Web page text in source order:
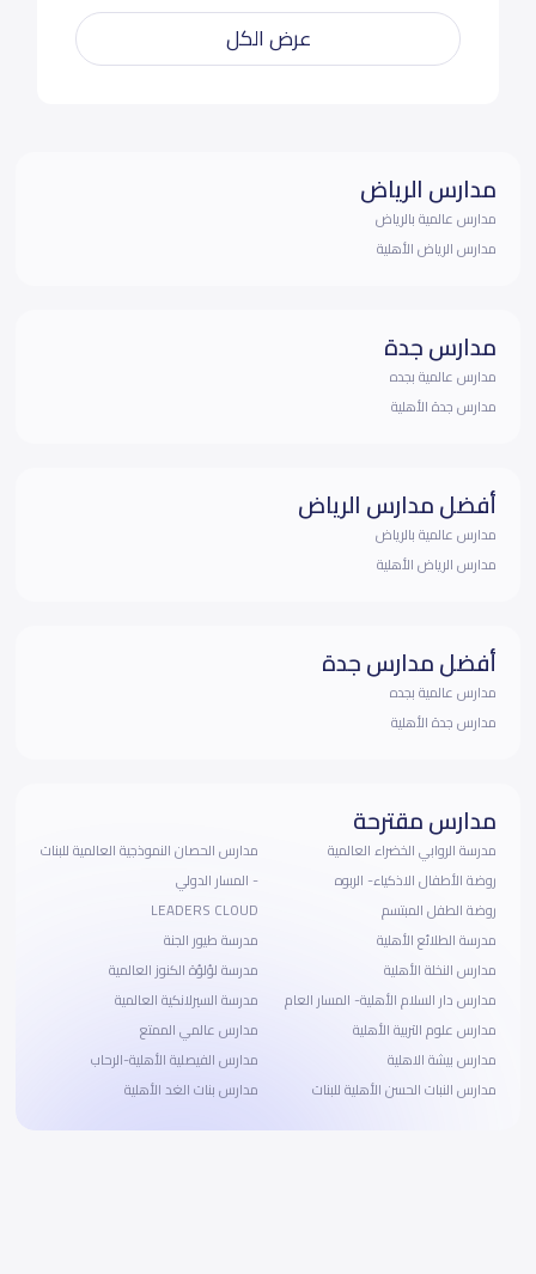
عرض الكل
مدارس الرياض
مدارس عالمية بالرياض
مدارس الرياض الأهلية
مدارس جدة
مدارس عالمية بجده
مدارس جدة الأهلية
أفضل مدارس الرياض
مدارس عالمية بالرياض
مدارس الرياض الأهلية
أفضل مدارس جدة
مدارس عالمية بجده
مدارس جدة الأهلية
مدارس مقترحة
مدرسة الروابي الخضراء العالمية
روضة الأطفال الاذكياء- الربوه
روضة الطفل المبتسم
مدرسة الطلائع الأهلية
مدارس النخلة الأهلية
مدارس دار السلام الأهلية- المسار العام
مدارس علوم التربية الأهلية
مدارس بيشة الاهلية
مدارس النبات الحسن الأهلية للبنات
مدارس الحصان النموذجية العالمية للبنات
- المسار الدولي
LEADERS CLOUD
مدرسة طيور الجنة
مدرسة لؤلؤة الكنوز العالمية
مدرسة السيرلانكية العالمية
مدارس عالمي الممتع
مدارس الفيصلية الأهلية-الرحاب
مدارس بنات الغد الأهلية